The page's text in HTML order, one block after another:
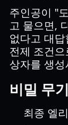
주인공이 "
고 물으면,
없다고 대
전제 조건
상자를 생
비밀 무
최종 엘